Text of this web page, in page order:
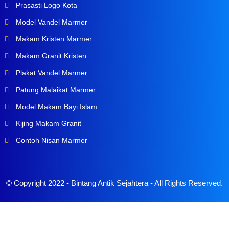
Prasasti Logo Kota
Model Vandel Marmer
Makam Kristen Marmer
Makam Granit Kristen
Plakat Vandel Marmer
Patung Malaikat Marmer
Model Makam Bayi Islam
Kijing Makam Granit
Contoh Nisan Marmer
© Copyright 2022 - Bintang Antik Sejahtera- All Rights Reserved.